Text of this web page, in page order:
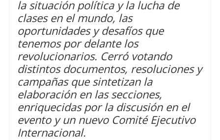
p
k
la situación política y la lucha de
clases en el mundo, las
oportunidades y desafíos que
tenemos por delante los
revolucionarios. Cerró votando
distintos documentos, resoluciones y
campañas que sintetizan la
elaboración en las secciones,
enriquecidas por la discusión en el
evento y un nuevo Comité Ejecutivo
Internacional.